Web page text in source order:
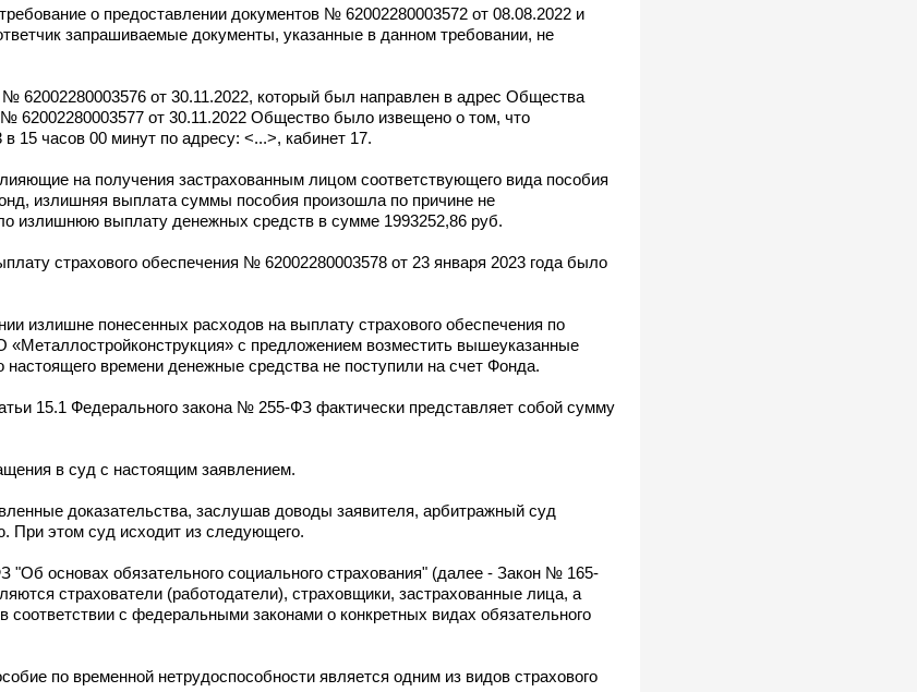
о предоставлении документов № 62002280003572 от 08.08.2022 и
запрашиваемые документы, указанные в данном требовании, не
62002280003576 от 30.11.2022, который был направлен в адрес Общества
62002280003577 от 30.11.2022 Общество было извещено о том, что
15 часов 00 минут по адресу: <...>, кабинет 17.
на получения застрахованным лицом соответствующего вида пособия
излишняя выплата суммы пособия произошла по причине не
излишнюю выплату денежных средств в сумме 1993252,86 руб.
страхового обеспечения № 62002280003578 от 23 января 2023 года было
излишне понесенных расходов на выплату страхового обеспечения по
с предложением возместить вышеуказанные
времени денежные средства не поступили на счет Фонда.
15.1 Федерального закона № 255-ФЗ фактически представляет собой сумму
в суд с настоящим заявлением.
доказательства, заслушав доводы заявителя, арбитражный суд
При этом суд исходит из следующего.
основах обязательного социального страхования" (далее - Закон № 165-
страхователи (работодатели), страховщики, застрахованные лица, а
с федеральными законами о конкретных видах обязательного
по временной нетрудоспособности является одним из видов страхового